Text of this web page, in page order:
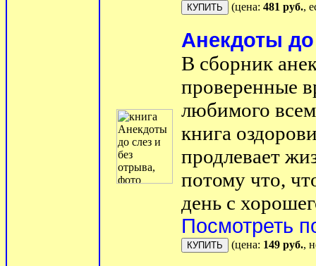
(цена: 481 руб.,
Анекдоты
В сборник
проверенные
любимого
книга
продлевает
потому что,
день с
Посмотреть
(цена: 149 руб.,